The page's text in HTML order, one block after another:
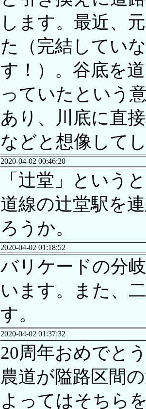
します。最近、
た（完結してい
す！）。谷底を
っていたという
あり、川底に直
などと想像して
2020-04-02 00:46:20
「辻堂」という
道線の辻堂駅を
ろうか。
2020-04-02 01:18:52
バリケードの分
います。また、
す。
2020-04-02 01:37:32
20周年おめでと
農道が隘路区間
よってはそちら